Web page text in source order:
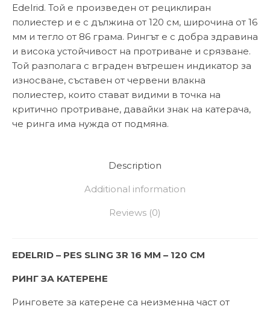
Edelrid. Той е произведен от рециклиран
полиестер и е с дължина от 120 см, широчина от 16
мм и тегло от 86 грама. Рингът е с добра здравина
и висока устойчивост на протриване и срязване.
Той разполага с вграден вътрешен индикатор за
износване, съставен от червени влакна
полиестер, които стават видими в точка на
критично протриване, давайки знак на катерача,
че ринга има нужда от подмяна.
Description
Additional information
Reviews (0)
EDELRID – PES SLING 3R 16 MM – 120 СМ
РИНГ ЗА КАТЕРЕНЕ
Ринговете за катерене са неизменна част от